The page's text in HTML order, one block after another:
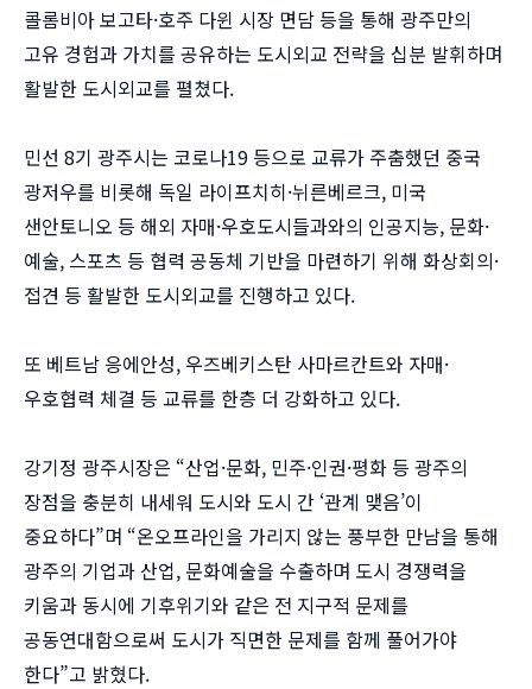
콜롬비아 보고타·호주 다윈 시장 면담 등을 통해 광주만의
고유 경험과 가치를 공유하는 도시외교 전략을 십분 발휘하며
활발한 도시외교를 펼쳤다.
민선 8기 광주시는 코로나19 등으로 교류가 주춤했던 중국
광저우를 비롯해 독일 라이프치히·뉘른베르크, 미국
샌안토니오 등 해외 자매·우호도시들과와의 인공지능, 문화·
예술, 스포츠 등 협력 공동체 기반을 마련하기 위해 화상회의·
접견 등 활발한 도시외교를 진행하고 있다.
또 베트남 응에안성, 우즈베키스탄 사마르칸트와 자매·
우호협력 체결 등 교류를 한층 더 강화하고 있다.
강기정 광주시장은 “산업·문화, 민주·인권·평화 등 광주의
장점을 충분히 내세워 도시와 도시 간 ‘관계 맺음’이
중요하다”며 “온오프라인을 가리지 않는 풍부한 만남을 통해
광주의 기업과 산업, 문화예술을 수출하며 도시 경쟁력을
키움과 동시에 기후위기와 같은 전 지구적 문제를
공동연대함으로써 도시가 직면한 문제를 함께 풀어가야
한다”고 밝혔다.